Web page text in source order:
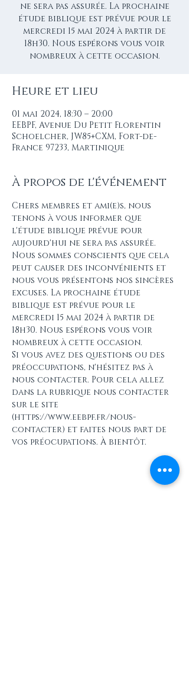
ne sera pas assurée. La prochaine
étude biblique est prévue pour le
mercredi 15 mai 2024 à partir de
18h30. Nous espérons vous voir
nombreux à cette occasion.
Heure et lieu
01 mai 2024, 18:30 – 20:00
EEBPF, Avenue Du Petit Florentin
Schoelcher, JW85+CXM, Fort-de-
France 97233, Martinique
À propos de l'événement
Chers membres et ami(e)s, nous
tenons à vous informer que
l'étude biblique prévue pour
aujourd'hui ne sera pas assurée.
Nous sommes conscients que cela
peut causer des inconvénients et
nous vous présentons nos sincères
excuses. La prochaine étude
biblique est prévue pour le
mercredi 15 mai 2024 à partir de
18h30. Nous espérons vous voir
nombreux à cette occasion.
Si vous avez des questions ou des
préoccupations, n'hésitez pas à
nous contacter. Pour cela allez
dans la rubrique nous contacter
sur le site
(https://www.eebpf.fr/nous-
contacter) et faites nous part de
vos préocupations. À bientôt.